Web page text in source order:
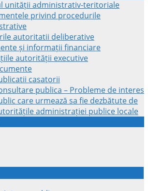
unității administrativ-teritoriale
privind procedurile
autoritatii deliberative
și informații financiare
autorității executive
casatorii
publica – Probleme de interes
care urmează sa fie dezbătute de
administrației publice locale